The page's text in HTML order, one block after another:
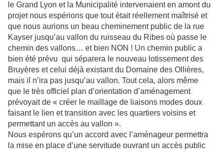
le Grand Lyon et la Municipalité intervenaient en amont du
projet nous espérions que tout était réellement maîtrisé et
que nous aurions un beau cheminement public de la rue
Kayser jusqu’au vallon du ruisseau du Ribes où passe le
chemin des vallons… et bien NON ! Un chemin public a
bien été prévu qui séparera le nouveau lotissement des
Bruyères et celui déjà existant du Domaine des Ollières,
mais il n’ira pas jusqu’au vallon. Tout cela, alors même
que le très officiel plan d’orientation d’aménagement
prévoyait de « créer le maillage de liaisons modes doux
faisant le lien et transition avec les quartiers voisins et
permettant un accès au vallon ».
Nous espérons qu’un accord avec l’aménageur permettra
la mise en place d’une servitude ouvrant un accès public